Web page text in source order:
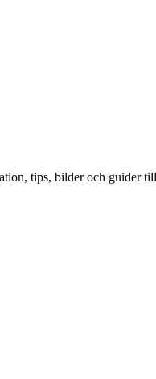
tips, bilder och guider